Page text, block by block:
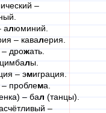
ический –
алюминий.
– кавалерия.
– дрожать.
лы.
– эмиграция.
проблема.
– бал(танцы).
–